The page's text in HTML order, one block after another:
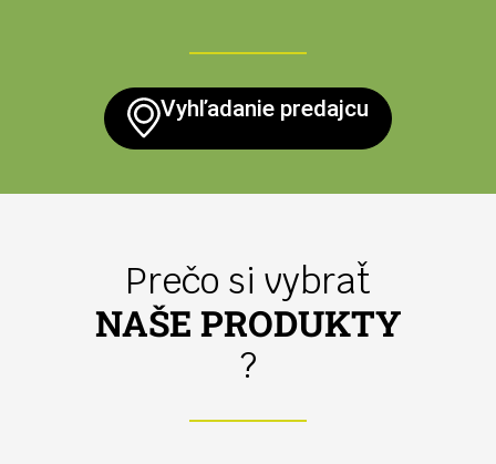
Vyhľadanie predajcu
Prečo si vybrať
NAŠE PRODUKTY
?